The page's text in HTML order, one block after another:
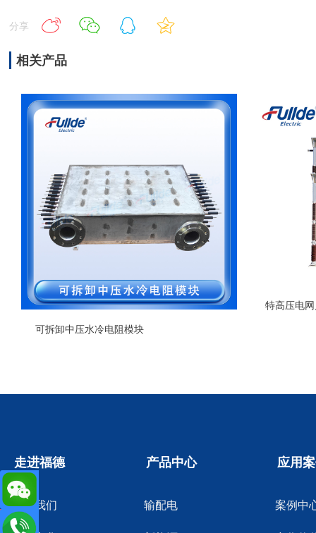
分享
相关产品
可拆卸中压水冷电阻模块
特高压电
走进福德
关于我们
产品中心
输配电
应用
案例中